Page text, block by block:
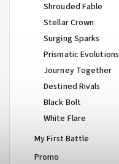
Shrouded Fable
Stellar Crown
Surging Sparks
Prismatic Evolutions
Journey Together
Destined Rivals
Black Bolt
White Flare
My First Battle
Promo